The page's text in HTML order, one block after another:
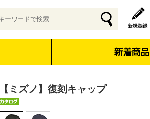
【ミズノ】復刻キャップ